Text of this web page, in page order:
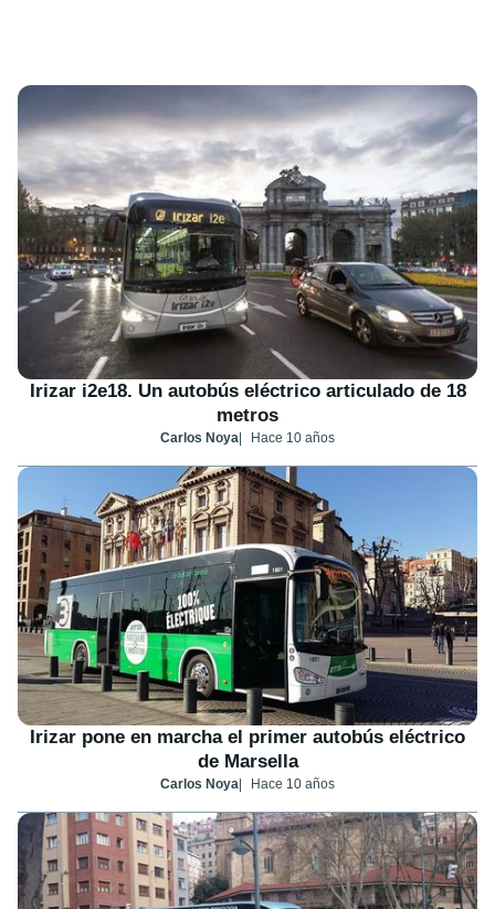
Irizar i2e18. Un autobús eléctrico articulado de 18
metros
Carlos Noya Hace 10 años
Irizar pone en marcha el primer autobús eléctrico
de Marsella
Carlos Noya Hace 10 años